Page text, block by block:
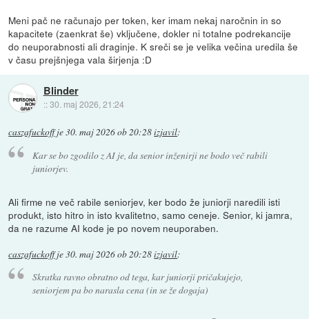
Meni pač ne računajo per token, ker imam nekaj naročnin in so
kapacitete (zaenkrat še) vključene, dokler ni totalne podrekancije
do neuporabnosti ali draginje. K sreči se je velika večina uredila še
v času prejšnjega vala širjenja :D
Blinder
::30. maj 2026, 21:24
caszafuckoffje30. maj 2026 ob 20:28izjavil:
Kar se bo zgodilo z AI je, da senior inženirji ne bodo več rabili
juniorjev.
Ali firme ne več rabile seniorjev, ker bodo že juniorji naredili isti
produkt, isto hitro in isto kvalitetno, samo ceneje. Senior, ki jamra,
da ne razume AI kode je po novem neuporaben.
caszafuckoffje30. maj 2026 ob 20:28izjavil:
Skratka ravno obratno od tega, kar juniorji pričakujejo,
seniorjem pa bo narasla cena (in se že dogaja)